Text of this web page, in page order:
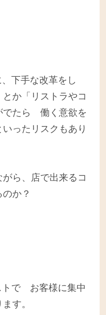
、下手な改革をし
か「リストラやコ
でたら 働く意欲を
ったリスクもあり
ら、店で出来るコ
か？
で お客様に集中
す。